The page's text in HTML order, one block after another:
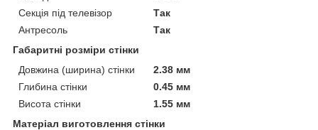
Секція під телевізор
Так
Антресоль
Так
Габаритні розміри стінки
Довжина (ширина) стінки
2.38 мм
Глибина стінки
0.45 мм
Висота стінки
1.55 мм
Матеріал виготовлення стінки